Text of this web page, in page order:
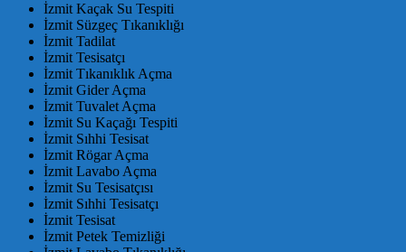
İzmit Kaçak Su Tespiti
İzmit Süzgeç Tıkanıklığı
İzmit Tadilat
İzmit Tesisatçı
İzmit Tıkanıklık Açma
İzmit Gider Açma
İzmit Tuvalet Açma
İzmit Su Kaçağı Tespiti
İzmit Sıhhi Tesisat
İzmit Rögar Açma
İzmit Lavabo Açma
İzmit Su Tesisatçısı
İzmit Sıhhi Tesisatçı
İzmit Tesisat
İzmit Petek Temizliği